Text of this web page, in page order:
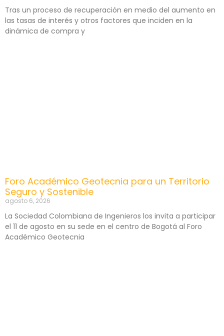
Tras un proceso de recuperación en medio del aumento en
las tasas de interés y otros factores que inciden en la
dinámica de compra y
Foro Académico Geotecnia para un Territorio
Seguro y Sostenible
agosto 6, 2026
La Sociedad Colombiana de Ingenieros los invita a participar
el 11 de agosto en su sede en el centro de Bogotá al Foro
Académico Geotecnia